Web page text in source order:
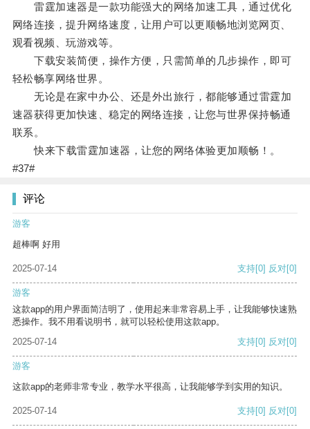
雷霆加速器是一款功能强大的网络加速工具，通过优化
网络连接，提升网络速度，让用户可以更顺畅地浏览网页、
观看视频、玩游戏等。
下载安装简便，操作方便，只需简单的几步操作，即可
轻松畅享网络世界。
无论是在家中办公、还是外出旅行，都能够通过雷霆加
速器获得更加快速、稳定的网络连接，让您与世界保持畅通
联系。
快来下载雷霆加速器，让您的网络体验更加顺畅！。
#37#
评论
游客
超棒啊 好用
2025-07-14 支持[0] 反对[0]
游客
这款app的用户界面简洁明了，使用起来非常容易上手，让我能够快速熟
悉操作。我不用看说明书，就可以轻松使用这款app。
2025-07-14
支持[0] 反对[0]
游客
这款app的老师非常专业，教学水平很高，让我能够学到实用的知识。
2025-07-14 支持[0] 反对[0]